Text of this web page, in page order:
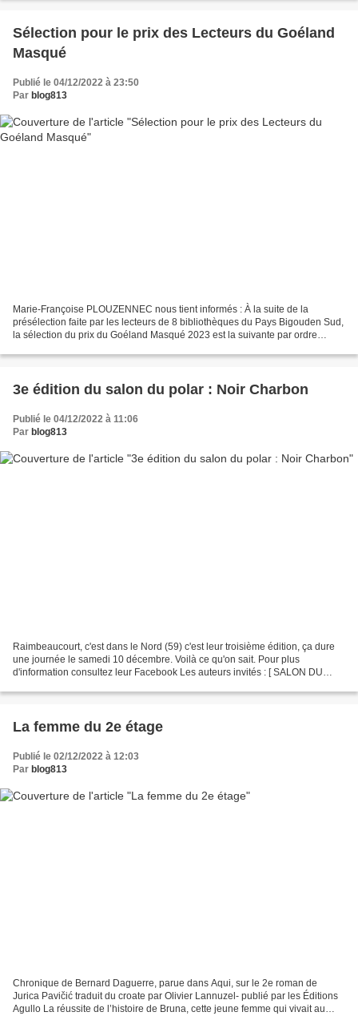
Sélection pour le prix des Lecteurs du Goéland
Masqué
Publié le 04/12/2022 à 23:50
Par blog813
Marie-Françoise PLOUZENNEC nous tient informés : À la suite de la
présélection faite par les lecteurs de 8 bibliothèques du Pays Bigouden Sud,
la sélection du prix du Goéland Masqué 2023 est la suivante par ordre
3e édition du salon du polar : Noir Charbon
Publié le 04/12/2022 à 11:06
Par blog813
Raimbeaucourt, c'est dans le Nord (59) c'est leur troisième édition, ça dure
une journée le samedi 10 décembre. Voilà ce qu'on sait. Pour plus
d'information consultez leur Facebook Les auteurs invités : [ SALON DU
La femme du 2e étage
Publié le 02/12/2022 à 12:03
Par blog813
Chronique de Bernard Daguerre, parue dans Aqui, sur le 2e roman de
Jurica Pavičić traduit du croate par Olivier Lannuzel- publié par les Éditions
Agullo La réussite de l’histoire de Bruna, cette jeune femme qui vivait au